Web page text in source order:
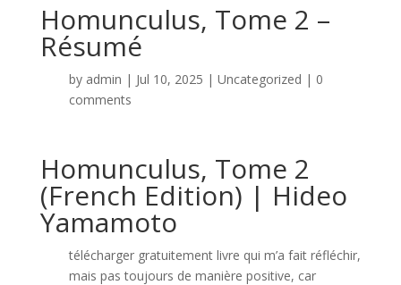
Homunculus, Tome 2 –
Résumé
by admin | Jul 10, 2025 | Uncategorized | 0
comments
Homunculus, Tome 2
(French Edition) | Hideo
Yamamoto
télécharger gratuitement livre qui m’a fait réfléchir,
mais pas toujours de manière positive, car